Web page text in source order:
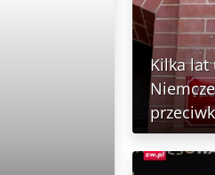
Kilka lat